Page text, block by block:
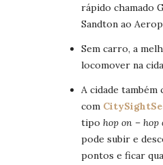
rápido chamado
Sandton ao
Sem carro, a
locomover na
A cidade também
com
tipo hop on – hop
pode subir e
pontos e ficar